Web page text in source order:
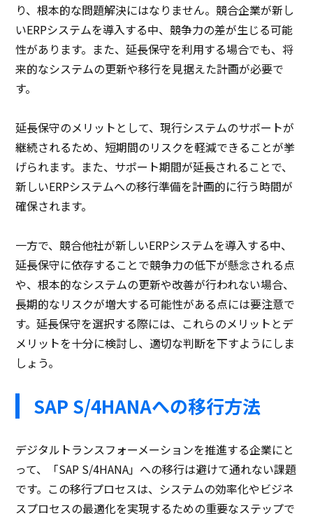
り、根本的な問題解決にはなりません。競合企業が新し
いERPシステムを導入する中、競争力の差が生じる可能
性があります。また、延長保守を利用する場合でも、将
来的なシステムの更新や移行を見据えた計画が必要で
す。
延長保守のメリットとして、現行システムのサポートが
継続されるため、短期間のリスクを軽減できることが挙
げられます。また、サポート期間が延長されることで、
新しいERPシステムへの移行準備を計画的に行う時間が
確保されます。
一方で、競合他社が新しいERPシステムを導入する中、
延長保守に依存することで競争力の低下が懸念される点
や、根本的なシステムの更新や改善が行われない場合、
長期的なリスクが増大する可能性がある点には要注意で
す。延長保守を選択する際には、これらのメリットとデ
メリットを十分に検討し、適切な判断を下すようにしま
しょう。
SAP S/4HANAへの移行方法
デジタルトランスフォーメーションを推進する企業にと
って、「SAP S/4HANA」への移行は避けて通れない課題
です。この移行プロセスは、システムの効率化やビジネ
スプロセスの最適化を実現するための重要なステップで